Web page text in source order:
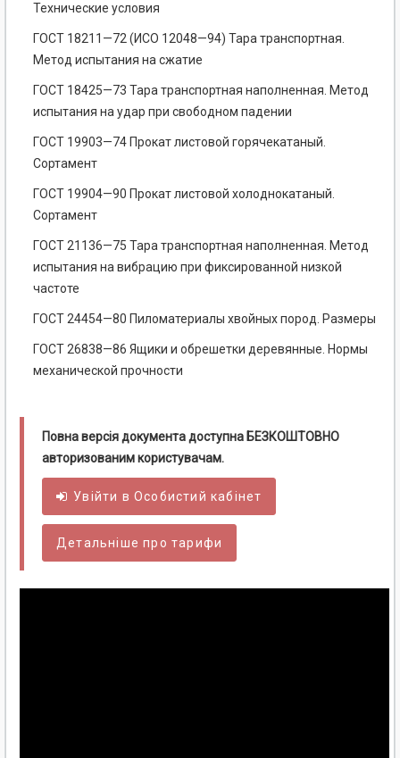
Технические условия
ГОСТ 18211—72 (ИСО 12048—94) Тара транспортная.
Метод испытания на сжатие
ГОСТ 18425—73 Тара транспортная наполненная. Метод
испытания на удар при свободном падении
ГОСТ 19903—74 Прокат листовой горячекатаный.
Сортамент
ГОСТ 19904—90 Прокат листовой холоднокатаный.
Сортамент
ГОСТ 21136—75 Тара транспортная наполненная. Метод
испытания на вибрацию при фиксированной низкой
частоте
ГОСТ 24454—80 Пиломатериалы хвойных пород. Размеры
ГОСТ 26838—86 Ящики и обрешетки деревянные. Нормы
механической прочности
Повна версія документа доступна БЕЗКОШТОВНО
авторизованим користувачам.
Увійти вОсобистий кабінет
Детальніше про тарифи